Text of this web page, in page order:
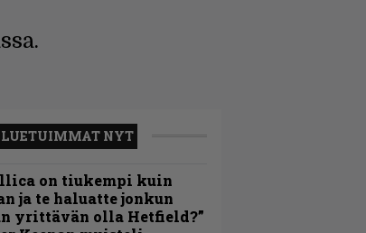
LUETUIMMAT NYT
on tiukempi kuin
ja te haluatte jonkun
yrittävän olla Hetfield?”